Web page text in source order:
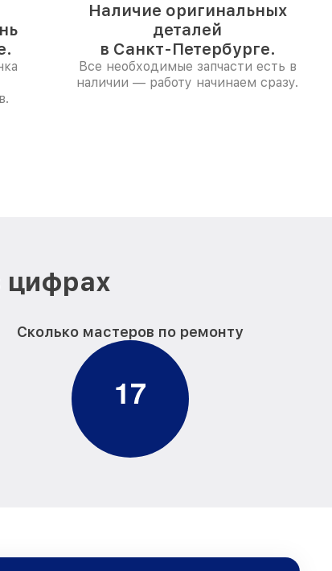
Наличие оригинальных
деталей
в Санкт-Петербурге.
Все необходимые запчасти есть в
наличии — работу начинаем сразу.
цифрах
Сколько мастеров по ремонту
17